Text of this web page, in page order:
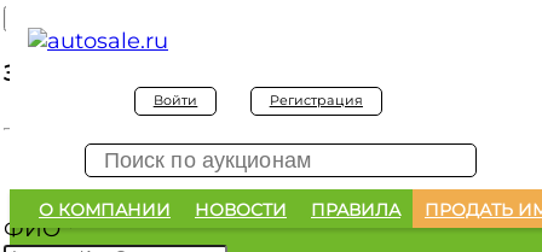
Войти Регистрация
О КОМПАНИИ НОВОСТИ ПРАВИЛА ПРОДАТЬ
Заявка на покупку
Заявка на покупку изъятого а/м
ФИО*